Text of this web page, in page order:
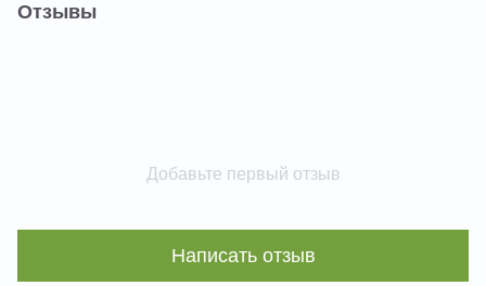
Отзывы
Добавьте первый отзыв
Написать отзыв